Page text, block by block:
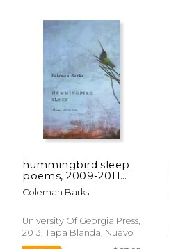
dcto. $ 20.39
hummingbird sleep:
poems, 2009-2011
(en Inglés)
Coleman Barks
University Of Georgia Press,
2013, Tapa Blanda, Nuevo